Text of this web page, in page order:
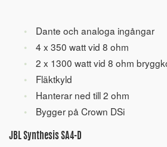
Dante och analoga ingångar
4 x 350 watt vid 8 ohm
2 x 1300 watt vid 8 ohm
Fläktkyld
Hanterar ned till 2 ohm
Bygger på Crown DSi
JBL Synthesis SA4-D